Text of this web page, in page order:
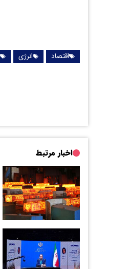
اقتصاد انرژی
اخبار مرتبط